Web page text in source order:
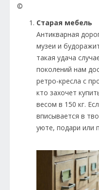
©
Старая мебель
Антикварная
музеи и
такая удача
поколений нам
ретро-кресла с
кто захочет
весом в 150 кг.
вписывается в
уюте, подари или